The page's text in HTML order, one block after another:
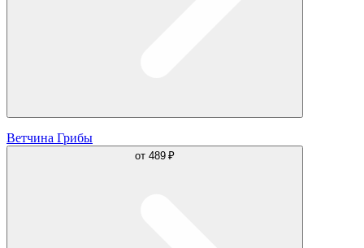
Ветчина Грибы
от 489 ₽